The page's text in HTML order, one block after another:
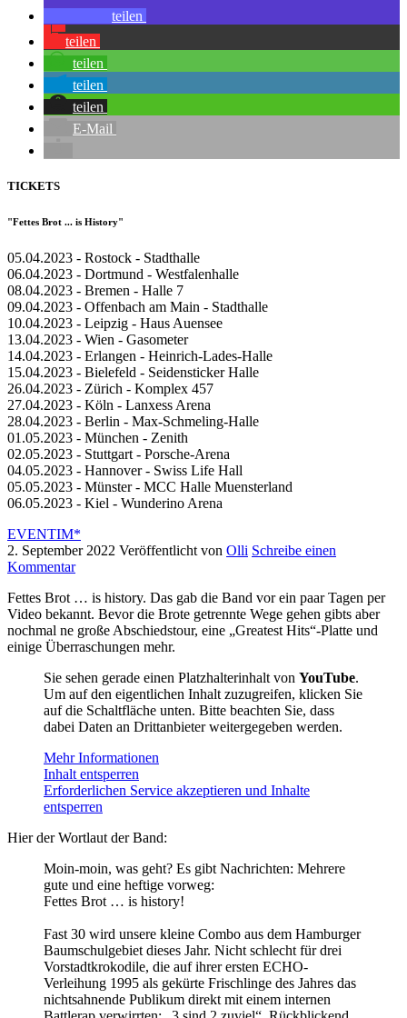
teilen
teilen
teilen
teilen
teilen
E-Mail
TICKETS
"Fettes Brot ... is History"
05.04.2023 - Rostock - Stadthalle
06.04.2023 - Dortmund - Westfalenhalle
08.04.2023 - Bremen - Halle 7
09.04.2023 - Offenbach am Main - Stadthalle
10.04.2023 - Leipzig - Haus Auensee
13.04.2023 - Wien - Gasometer
14.04.2023 - Erlangen - Heinrich-Lades-Halle
15.04.2023 - Bielefeld - Seidensticker Halle
26.04.2023 - Zürich - Komplex 457
27.04.2023 - Köln - Lanxess Arena
28.04.2023 - Berlin - Max-Schmeling-Halle
01.05.2023 - München - Zenith
02.05.2023 - Stuttgart - Porsche-Arena
04.05.2023 - Hannover - Swiss Life Hall
05.05.2023 - Münster - MCC Halle Muensterland
06.05.2023 - Kiel - Wunderino Arena
EVENTIM*
2. September 2022 Veröffentlicht von Olli Schreibe einen
Kommentar
Fettes Brot … is history. Das gab die Band vor ein paar Tagen per
Video bekannt. Bevor die Brote getrennte Wege gehen gibts aber
nochmal ne große Abschiedstour, eine „Greatest Hits“-Platte und
einige Überraschungen mehr.
Sie sehen gerade einen Platzhalterinhalt von YouTube.
Um auf den eigentlichen Inhalt zuzugreifen, klicken Sie
auf die Schaltfläche unten. Bitte beachten Sie, dass
dabei Daten an Drittanbieter weitergegeben werden.
Mehr Informationen
Inhalt entsperren
Erforderlichen Service akzeptieren und Inhalte
entsperren
Hier der Wortlaut der Band:
Moin-moin, was geht? Es gibt Nachrichten: Mehrere
gute und eine heftige vorweg:
Fettes Brot … is history!
Fast 30 wird unsere kleine Combo aus dem Hamburger
Baumschulgebiet dieses Jahr. Nicht schlecht für drei
Vorstadtkrokodile, die auf ihrer ersten ECHO-
Verleihung 1995 als gekürte Frischlinge des Jahres das
nichtsahnende Publikum direkt mit einem internen